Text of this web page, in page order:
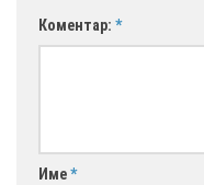
Коментар: *
Име*